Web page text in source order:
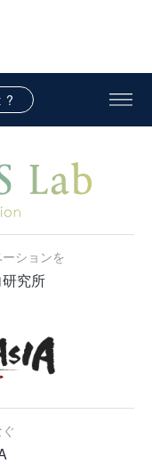
?
ションを
究所